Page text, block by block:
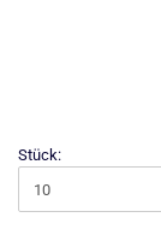
Stück: